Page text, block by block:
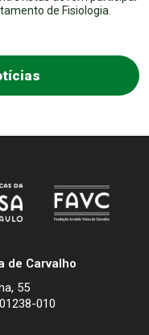
de Fisiologia.
de Carvalho
55
010